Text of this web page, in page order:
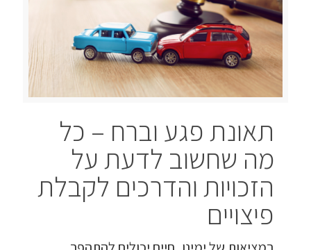
תאונת פגע וברח – כל
מה שחשוב לדעת על
הזכויות והדרכים לקבלת
פיצויים